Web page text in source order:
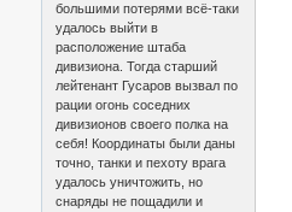
большими потерями всё-таки
удалось выйти в
расположение штаба
дивизиона. Тогда старший
лейтенант Гусаров вызвал по
рации огонь соседних
дивизионов своего полка на
себя! Координаты были даны
точно, танки и пехоту врага
удалось уничтожить, но
снаряды не пощадили и